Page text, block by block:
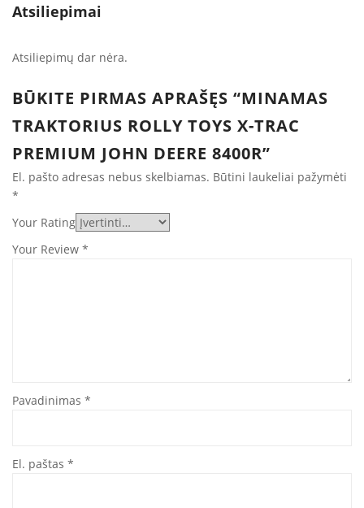
Atsiliepimai
Atsiliepimų dar nėra.
BŪKITE PIRMAS APRAŠĘS “MINAMAS
TRAKTORIUS ROLLY TOYS X-TRAC
PREMIUM JOHN DEERE 8400R”
El. pašto adresas nebus skelbiamas. Būtini laukeliai pažymėti
*
Your Rating
Your Review *
Pavadinimas *
El. paštas *